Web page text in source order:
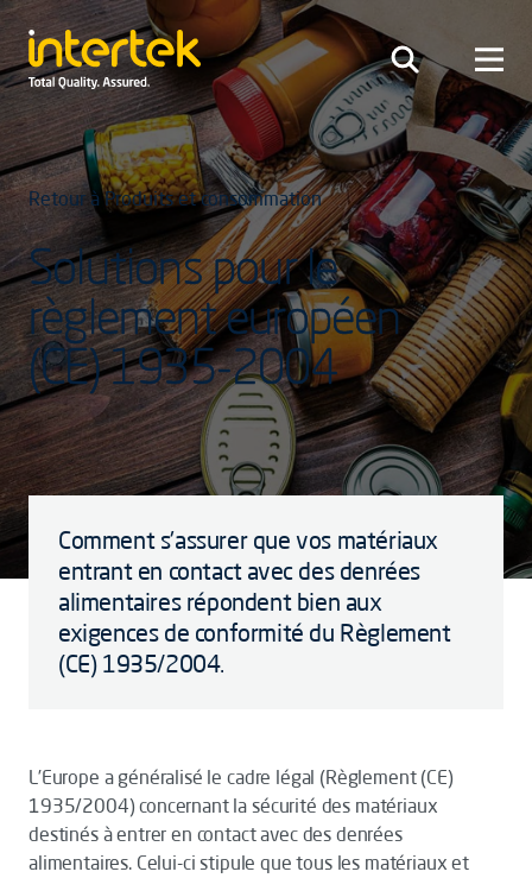
Retour à Produits et consommation
Solutions pour le
règlement européen
(CE) 1935-2004
Comment s'assurer que vos matériaux
entrant en contact avec des denrées
alimentaires répondent bien aux
exigences de conformité du Règlement
(CE) 1935/2004.
L’Europe a généralisé le cadre légal (Règlement (CE)
1935/2004) concernant la sécurité des matériaux
destinés à entrer en contact avec des denrées
alimentaires. Celui-ci stipule que tous les matériaux et